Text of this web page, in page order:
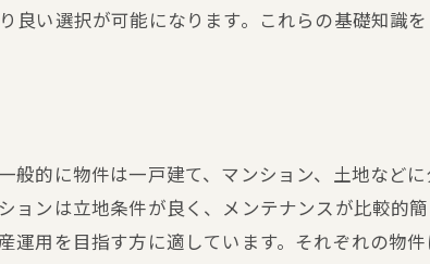
売買法的チェックの重要性
い選択が可能になります。これらの基礎知識
的に物件は一戸建て、マンション、土地など
ンは立地条件が良く、メンテナンスが比較的
用を目指す方に適しています。それぞれの物